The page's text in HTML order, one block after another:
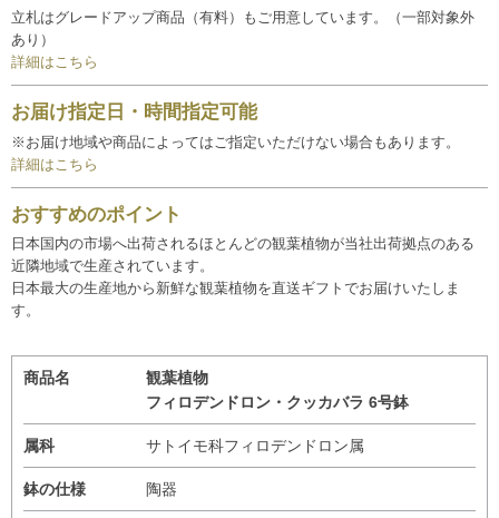
立札はグレードアップ商品（有料）もご用意しています。（一部対象外
あり）
詳細はこちら
お届け指定日・時間指定可能
※お届け地域や商品によってはご指定いただけない場合もあります。
詳細はこちら
おすすめのポイント
日本国内の市場へ出荷されるほとんどの観葉植物が当社出荷拠点のある
近隣地域で生産されています。
日本最大の生産地から新鮮な観葉植物を直送ギフトでお届けいたしま
す。
商品名
観葉植物
フィロデンドロン・クッカバラ 6号鉢
属科 サトイモ科フィロデンドロン属
鉢の仕様 陶器